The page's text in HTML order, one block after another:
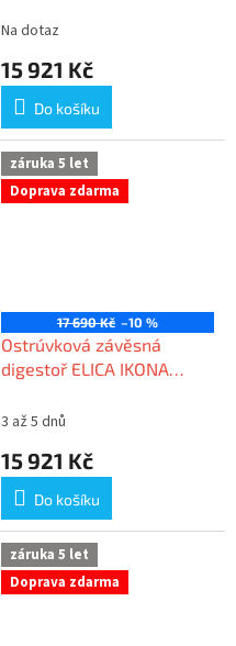
Na dotaz
15 921 Kč
Do košíku
záruka 5 let
Doprava zdarma
17 690 Kč –10 %
Ostrúvková závěsná
digestoř ELICA IKONA
3 až 5 dnů
15 921 Kč
Do košíku
záruka 5 let
Doprava zdarma